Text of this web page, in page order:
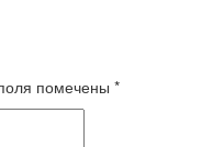
помечены *